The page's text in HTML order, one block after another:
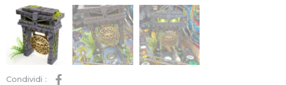
Condividi :